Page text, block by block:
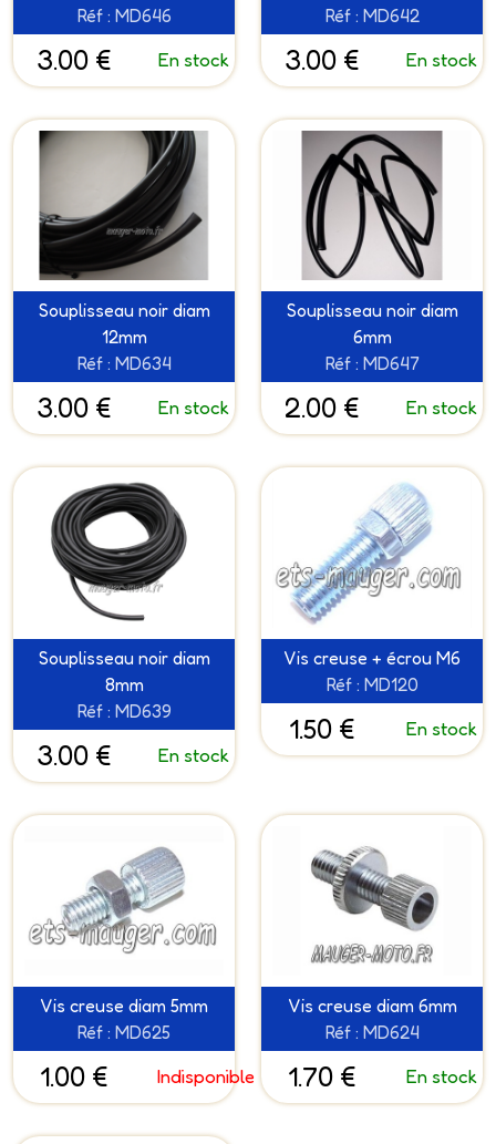
Réf : MD646
3.00 € En stock
Réf : MD642
3.00 € En stock
Souplisseau noir diam
12mm
Réf : MD634
3.00 € En stock
Souplisseau noir diam
6mm
Réf : MD647
2.00 € En stock
Souplisseau noir diam
8mm
Réf : MD639
3.00 € En stock
Vis creuse + écrou M6
Réf : MD120
1.50 € En stock
Vis creuse diam 5mm
Réf : MD625
1.00 € Indisponible
Vis creuse diam 6mm
Réf : MD624
1.70 € En stock